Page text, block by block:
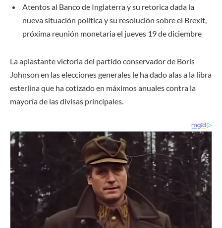
Atentos al Banco de Inglaterra y su retorica dada la
nueva situación política y su resolución sobre el Brexit,
próxima reunión monetaria el jueves 19 de diciembre
La aplastante victoria del partido conservador de Boris
Johnson en las elecciones generales le ha dado alas a la libra
esterlina que ha cotizado en máximos anuales contra la
mayoría de las divisas principales.